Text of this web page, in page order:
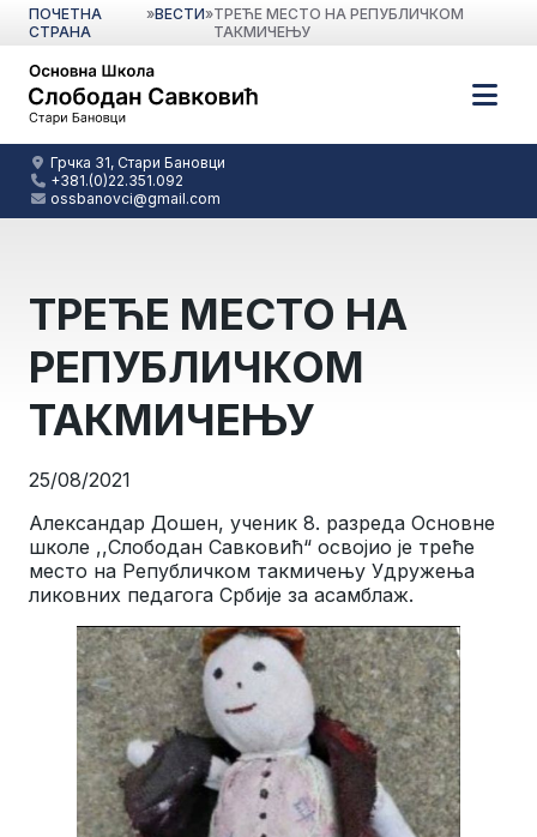
ПОЧЕТНА
СТРАНА
»ВЕСТИ»ТРЕЋЕ МЕСТО НА РЕПУБЛИЧКОМ
ТАКМИЧЕЊУ
Грчка 31, Стари Бановци
+381.(0)22.351.092
ossbanovci@gmail.com
ТРЕЋЕ МЕСТО НА
РЕПУБЛИЧКОМ
ТАКМИЧЕЊУ
25/08/2021
Александар Дошен, ученик 8. разреда Основне
школе ,,Слободан Савковић“ освојио је треће
место на Републичком такмичењу Удружења
ликовних педагога Србије за асамблаж.